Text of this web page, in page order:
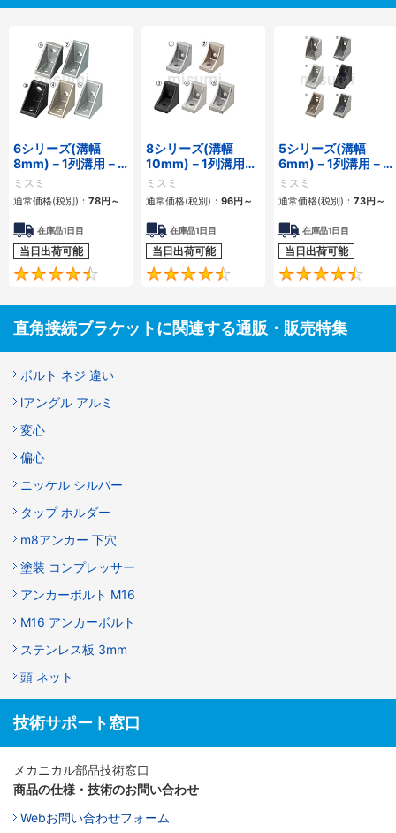
6シリーズ(溝幅
8mm)－1列溝用－
突起付反転ブラケッ
ト
ミスミ
通常価格(税別)： 78円～
在庫品1日目
当日出荷可能
4.5
8シリーズ(溝幅
10mm)－1列溝用－
突起付反転ブラケッ
ト
ミスミ
通常価格(税別)： 96円～
在庫品1日目
当日出荷可能
4.7
5シリーズ(溝幅
6mm)－1列溝用－
突起付反転ブラケッ
ト
ミスミ
通常価格(税別)： 73円～
在庫品1日目
当日出荷可能
直角接続ブラケットに関連する通販・販売特集
ボルト ネジ 違い
lアングル アルミ
変心
偏心
ニッケル シルバー
タップ ホルダー
m8アンカー 下穴
塗装 コンプレッサー
アンカーボルト M16
M16 アンカーボルト
ステンレス板 3mm
頭 ネット
技術サポート窓口
メカニカル部品技術窓口
商品の仕様・技術のお問い合わせ
Webお問い合わせフォーム